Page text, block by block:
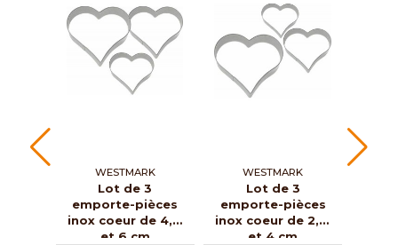
WESTMARK
Lot de 3
emporte-pièces
inox coeur de 4, 5
et 6 cm
WESTMARK
Lot de 3
emporte-pièces
inox coeur de 2, 3
et 4 cm